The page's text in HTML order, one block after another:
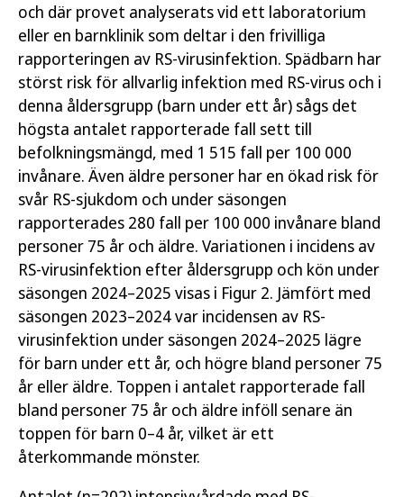
och där provet analyserats vid ett laboratorium
eller en barnklinik som deltar i den frivilliga
rapporteringen av RS-virusinfektion. Spädbarn har
störst risk för allvarlig infektion med RS-virus och i
denna åldersgrupp (barn under ett år) sågs det
högsta antalet rapporterade fall sett till
befolkningsmängd, med 1 515 fall per 100 000
invånare. Även äldre personer har en ökad risk för
svår RS-sjukdom och under säsongen
rapporterades 280 fall per 100 000 invånare bland
personer 75 år och äldre. Variationen i incidens av
RS-virusinfektion efter åldersgrupp och kön under
säsongen 2024–2025 visas i Figur 2. Jämfört med
säsongen 2023–2024 var incidensen av RS-
virusinfektion under säsongen 2024–2025 lägre
för barn under ett år, och högre bland personer 75
år eller äldre. Toppen i antalet rapporterade fall
bland personer 75 år och äldre inföll senare än
toppen för barn 0–4 år, vilket är ett
återkommande mönster.